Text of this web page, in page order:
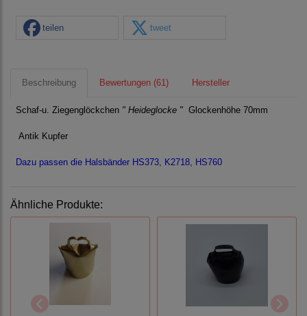
teilen tweet
Beschreibung Bewertungen (61) Hersteller
Schaf-u. Ziegenglöckchen " Heideglocke " Glockenhöhe 70mm
Antik Kupfer
Dazu passen die Halsbänder HS373, K2718, HS760
Ähnliche Produkte: